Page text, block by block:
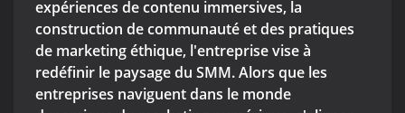
expériences de contenu immersives, la
construction de communauté et des pratiques
de marketing éthique, l'entreprise vise à
redéfinir le paysage du SMM. Alors que les
entreprises naviguent dans le monde